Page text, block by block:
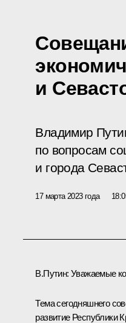
и
Владимир
по вопросам
и города
17 марта 2023 года
В.Путин: Уважаемые
Тема сегодняшнего
развитие Республики